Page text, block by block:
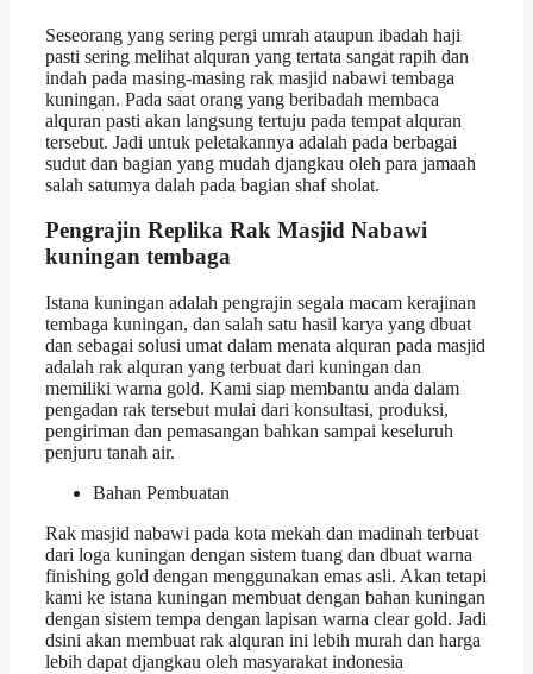
Seseorang yang sering pergi umrah ataupun ibadah haji
pasti sering melihat alquran yang tertata sangat rapih dan
indah pada masing-masing rak masjid nabawi tembaga
kuningan. Pada saat orang yang beribadah membaca
alquran pasti akan langsung tertuju pada tempat alquran
tersebut. Jadi untuk peletakannya adalah pada berbagai
sudut dan bagian yang mudah djangkau oleh para jamaah
salah satumya dalah pada bagian shaf sholat.
Pengrajin Replika Rak Masjid Nabawi
kuningan tembaga
Istana kuningan adalah pengrajin segala macam kerajinan
tembaga kuningan, dan salah satu hasil karya yang dbuat
dan sebagai solusi umat dalam menata alquran pada masjid
adalah rak alquran yang terbuat dari kuningan dan
memiliki warna gold. Kami siap membantu anda dalam
pengadan rak tersebut mulai dari konsultasi, produksi,
pengiriman dan pemasangan bahkan sampai keseluruh
penjuru tanah air.
Bahan Pembuatan
Rak masjid nabawi pada kota mekah dan madinah terbuat
dari loga kuningan dengan sistem tuang dan dbuat warna
finishing gold dengan menggunakan emas asli. Akan tetapi
kami ke istana kuningan membuat dengan bahan kuningan
dengan sistem tempa dengan lapisan warna clear gold. Jadi
dsini akan membuat rak alquran ini lebih murah dan harga
lebih dapat djangkau oleh masyarakat indonesia